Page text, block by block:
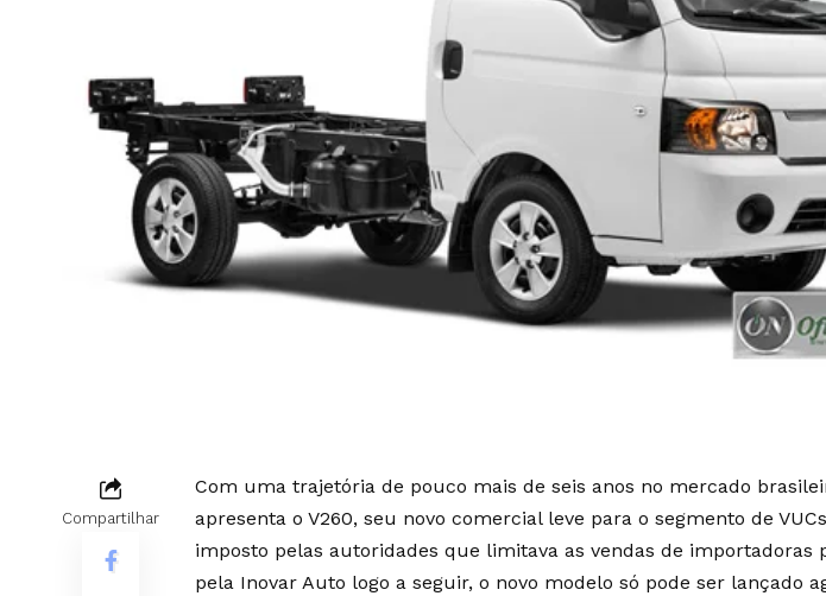
Compartilhar
Com uma trajetória de pouco mais de seis anos no mercado
apresenta o V260, seu novo comercial leve para o segmento de
imposto pelas autoridades que limitava as vendas de importadoras
pela Inovar Auto logo a seguir, o novo modelo só pode ser lançado